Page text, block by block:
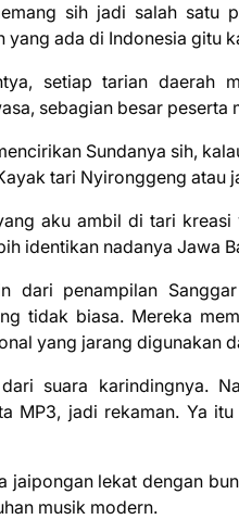
sih jadi salah satu
yang ada di Indonesia gitu
setiap tarian daerah
sebagian besar peserta
Sundanya sih,
tari Nyironggeng atau
aku ambil di tari
identikan nadanya Jawa
dari penampilan
tidak biasa. Mereka
yang jarang digunakan
dari suara karindingnya.
MP3, jadi rekaman. Ya
jaipongan lekat dengan
musik modern.